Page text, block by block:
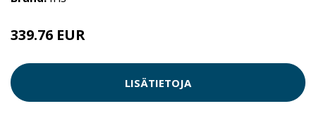
339.76 EUR
LISÄTIETOJA